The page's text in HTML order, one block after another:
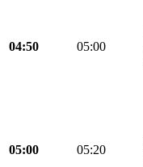
04:50 05:00
05:00 05:20